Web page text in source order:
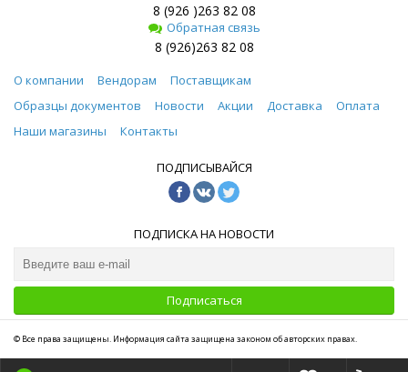
8 (926 )263 82 08
Обратная связь
8 (926)263 82 08
О компании Вендорам
Поставщикам
Образцы документов
Новости Акции Доставка
Оплата
Наши магазины
Контакты
ПОДПИСЫВАЙСЯ
ПОДПИСКА НА НОВОСТИ
Подписаться
© Все права защищены. Информация сайта защищена законом об авторских правах.